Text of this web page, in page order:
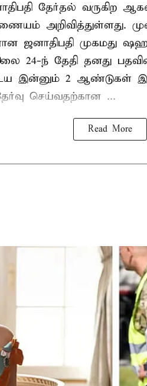
தேர்தல் வருகிற
அறிவித்துள்ளது.
ஜனாதிபதி முகமது
24-ந் தேதி தனது
இன்னும் 2 ஆண்டுகள்
செய்வதற்கான ...
Read More